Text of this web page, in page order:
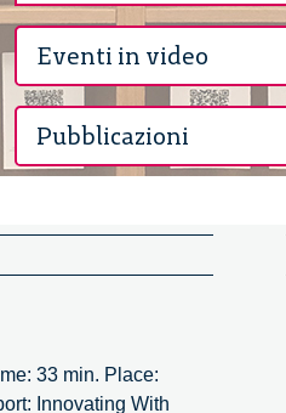
33 min. Place:
Innovating With